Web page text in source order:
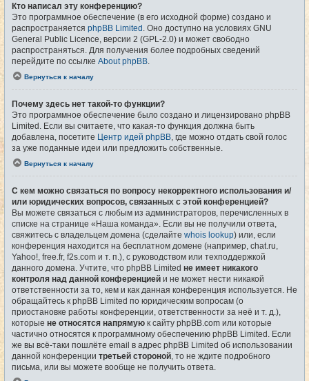
Кто написал эту конференцию?
Это программное обеспечение (в его исходной форме) создано и
распространяется phpBB Limited . Оно доступно на условиях GNU
General Public Licence, версии 2 (GPL-2.0) и может свободно
распространяться. Для получения более подробных сведений
перейдите по ссылке About phpBB
Вернуться к началу
Почему здесь нет такой-то функции?
Это программное обеспечение было создано и лицензировано phpBB
Limited. Если вы считаете, что какая-то функция должна быть
добавлена, посетите Центр идей phpBB , где можно отдать свой голос
за уже поданные идеи или предложить собственные.
Вернуться к началу
С кем можно связаться по вопросу некорректного использования и/
или юридических вопросов, связанных с этой конференцией?
Вы можете связаться с любым из администраторов, перечисленных в
списке на странице «Наша команда». Если вы не получили ответа,
свяжитесь с владельцем домена (сделайте whois lookup) или, если
конференция находится на бесплатном домене (например, chat.ru,
Yahoo!, free.fr, f2s.com и т. п.), с руководством или техподдержкой
данного домена. Учтите, что phpBB Limited не имеет никакого
контроля над данной конференцией и не может нести никакой
ответственности за то, кем и как данная конференция используется. Не
обращайтесь к phpBB Limited по юридическим вопросам (о
приостановке работы конференции, ответственности за неё и т. д.),
которые не относятся напрямую к сайту phpBB.com или которые
частично относятся к программному обеспечению phpBB Limited. Если
же вы всё-таки пошлёте email в адрес phpBB Limited об использовании
данной конференции третьей стороной , то не ждите подробного
письма, или вы можете вообще не получить ответа.